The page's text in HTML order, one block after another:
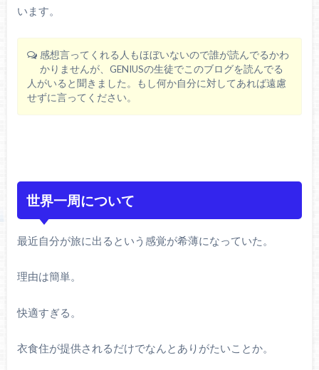
います。
感想言ってくれる人もほぼいないので誰が読んでるかわ
かりませんが、GENIUSの生徒でこのブログを読んでる
人がいると聞きました。もし何か自分に対してあれば遠慮
せずに言ってください。
世界一周について
最近自分が旅に出るという感覚が希薄になっていた。
理由は簡単。
快適すぎる。
衣食住が提供されるだけでなんとありがたいことか。